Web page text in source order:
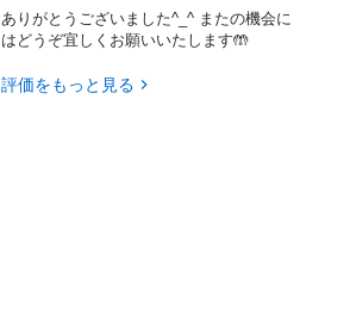
ありがとうございました^_^ またの機会に
はどうぞ宜しくお願いいたします🤲
評価をもっと見る